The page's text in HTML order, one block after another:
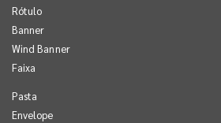
Rótulo
Banner
Wind Banner
Faixa
Pasta
Envelope